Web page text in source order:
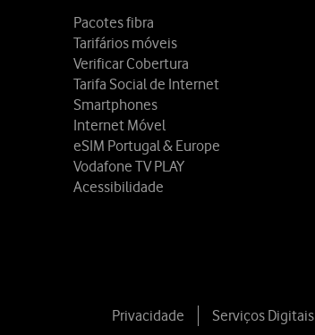
Pacotes fibra
Tarifários móveis
Verificar Cobertura
Tarifa Social de Internet
Smartphones
Internet Móvel
eSIM Portugal & Europe
Vodafone TV PLAY
Acessibilidade
Privacidade Serviços Digitais